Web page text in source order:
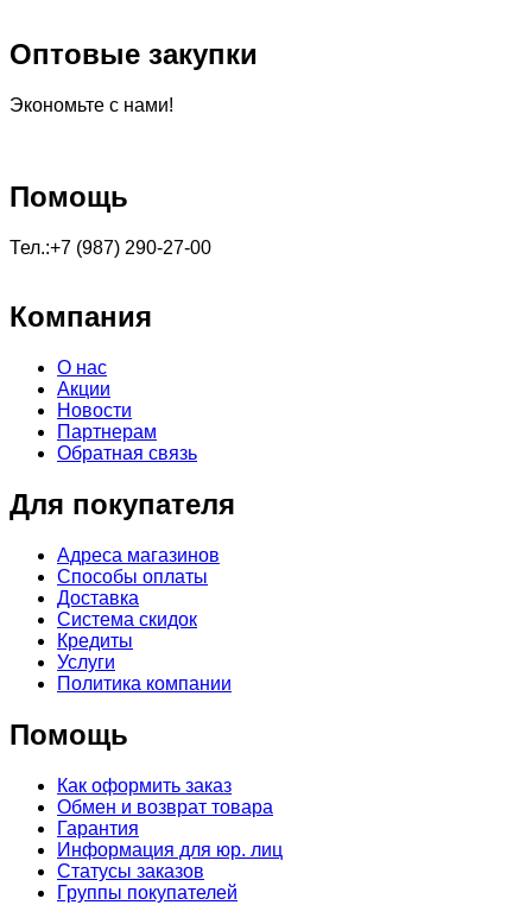
Оптовые закупки
Экономьте с нами!
Помощь
Тел.:+7 (987) 290-27-00
Компания
О нас
Акции
Новости
Партнерам
Обратная связь
Для покупателя
Адреса магазинов
Способы оплаты
Доставка
Система скидок
Кредиты
Услуги
Политика компании
Помощь
Как оформить заказ
Обмен и возврат товара
Гарантия
Информация для юр. лиц
Статусы заказов
Группы покупателей